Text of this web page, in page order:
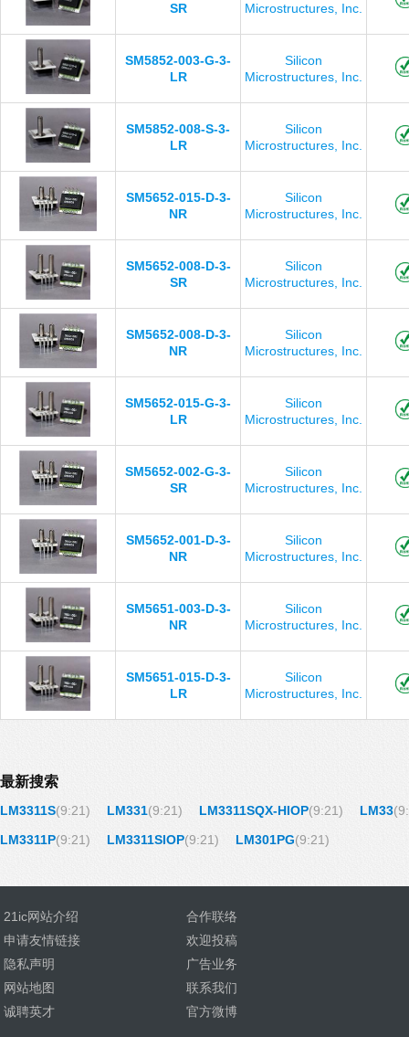
SR
Microstructures, Inc.
SM5852-003-G-3-
LR
Silicon
Microstructures, Inc.
SM5852-008-S-3-
LR
Silicon
Microstructures, Inc.
SM5652-015-D-3-
NR
Silicon
Microstructures, Inc.
SM5652-008-D-3-
SR
Silicon
Microstructures, Inc.
SM5652-008-D-3-
NR
Silicon
Microstructures, Inc.
SM5652-015-G-3-
LR
Silicon
Microstructures, Inc.
SM5652-002-G-3-
SR
Silicon
Microstructures, Inc.
SM5652-001-D-3-
NR
Silicon
Microstructures, Inc.
SM5651-003-D-3-
NR
Silicon
Microstructures, Inc.
SM5651-015-D-3-
LR
Silicon
Microstructures, Inc.
最新搜索
LM3311S(9:21) LM331(9:21) LM3311SQX-HIOP(9:21) LM33
LM3311P(9:21) LM3311SIOP(9:21) LM301PG(9:21)
21ic网站介绍
合作联络
申请友情链接
欢迎投稿
隐私声明
广告业务
网站地图
联系我们
诚聘英才
官方微博